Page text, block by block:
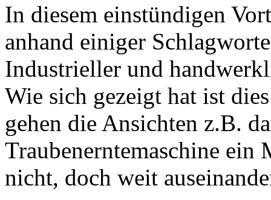
In diesem einstündigen
anhand einiger
Industrieller und
Wie sich gezeigt hat ist
gehen die Ansichten z.B.
Traubenerntemaschine
nicht, doch weit